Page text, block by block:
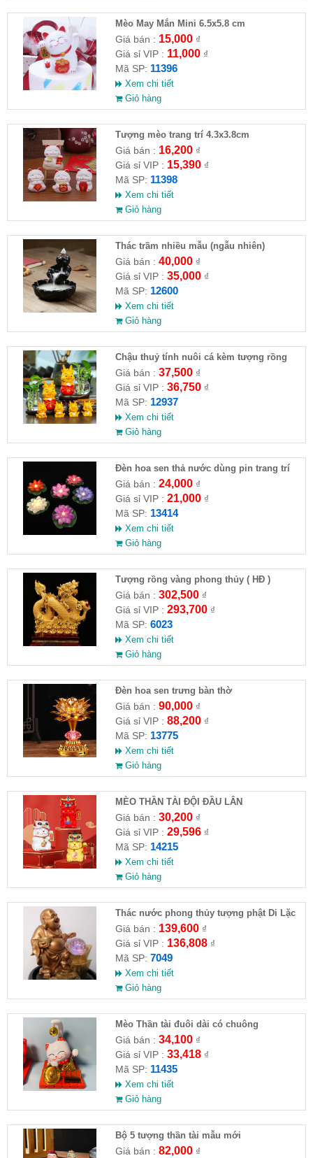
Mèo May Mắn Mini 6.5x5.8 cm
Giá bán : 15,000₫
Giá sỉ VIP : 11,000₫
Mã SP: 11396
Xem chi tiết
Giỏ hàng
Tượng mèo trang trí 4.3x3.8cm
Giá bán : 16,200₫
Giá sỉ VIP : 15,390₫
Mã SP: 11398
Xem chi tiết
Giỏ hàng
Thác trầm nhiều mẫu (ngẫu nhiên)
Giá bán : 40,000₫
Giá sỉ VIP : 35,000₫
Mã SP: 12600
Xem chi tiết
Giỏ hàng
Chậu thuỷ tính nuôi cá kèm tượng rồng
Giá bán : 37,500₫
Giá sỉ VIP : 36,750₫
Mã SP: 12937
Xem chi tiết
Giỏ hàng
Đèn hoa sen thả nước dùng pin trang trí
hồ
Giá bán : 24,000₫
Giá sỉ VIP : 21,000₫
Mã SP: 13414
Xem chi tiết
Giỏ hàng
Tượng rồng vàng phong thủy ( HĐ )
Giá bán : 302,500₫
Giá sỉ VIP : 293,700₫
Mã SP: 6023
Xem chi tiết
Giỏ hàng
Đèn hoa sen trưng bàn thờ
Giá bán : 90,000₫
Giá sỉ VIP : 88,200₫
Mã SP: 13775
Xem chi tiết
Giỏ hàng
MÈO THẦN TÀI ĐỘI ĐẦU LÂN
Giá bán : 30,200₫
Giá sỉ VIP : 29,596₫
Mã SP: 14215
Xem chi tiết
Giỏ hàng
Thác nước phong thủy tượng phật Di Lặc
Giá bán : 139,600₫
Giá sỉ VIP : 136,808₫
Mã SP: 7049
Xem chi tiết
Giỏ hàng
Mèo Thần tài đuôi dài có chuông
10x7x6.8cm
Giá bán : 34,100₫
Giá sỉ VIP : 33,418₫
Mã SP: 11435
Xem chi tiết
Giỏ hàng
Bộ 5 tượng thần tài mẫu mới
Giá bán : 82,000₫